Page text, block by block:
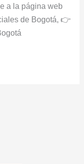
a la página web
de Bogotá, 👉